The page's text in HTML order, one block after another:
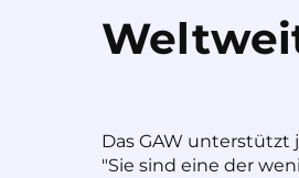
Das GAW unterstützt
"Sie sind eine der